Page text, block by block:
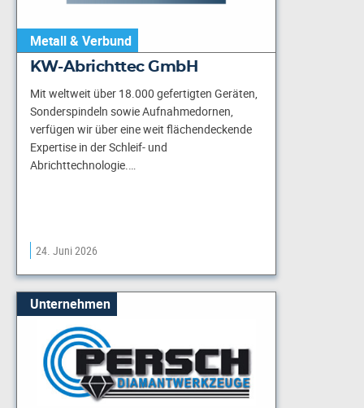
Metall & Verbund
KW-Abrichttec GmbH
Mit weltweit über 18.000 gefertigten Geräten,
Sonderspindeln sowie Aufnahmedornen,
verfügen wir über eine weit flächendeckende
Expertise in der Schleif- und
Abrichttechnologie.…
24. Juni 2026
Unternehmen